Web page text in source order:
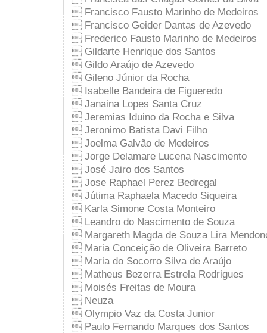
 Francisco Fausto Marinho de Medeiros
 Francisco Geider Dantas de Azevedo
 Frederico Fausto Marinho de Medeiros
 Gildarte Henrique dos Santos
 Gildo Araújo de Azevedo
 Gileno Júnior da Rocha
 Isabelle Bandeira de Figueredo
 Janaina Lopes Santa Cruz
 Jeremias Iduino da Rocha e Silva
 Jeronimo Batista Davi Filho
 Joelma Galvão de Medeiros
 Jorge Delamare Lucena Nascimento
 José Jairo dos Santos
 Jose Raphael Perez Bedregal
 Jútima Raphaela Macedo Siqueira
 Karla Simone Costa Monteiro
 Leandro do Nascimento de Souza
 Margareth Magda de Souza Lira
 Maria Conceição de Oliveira Barreto
 Maria do Socorro Silva de Araújo
 Matheus Bezerra Estrela Rodrigues
 Moisés Freitas de Moura
 Neuza
 Olympio Vaz da Costa Junior
 Paulo Fernando Marques dos Santos